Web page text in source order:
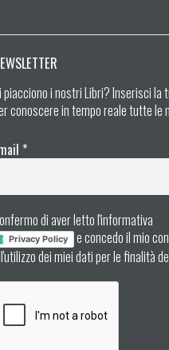
piacciono i nostri Libri? Inserisci la
conoscere in tempo reale tutte le
*
di aver letto l'informativa
Privacy Policy
e concedo il mio
dei miei dati per le finalità